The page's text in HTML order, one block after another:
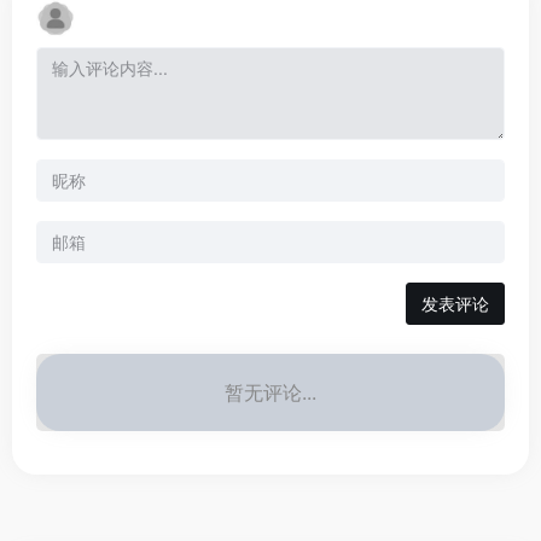
发表评论
暂无评论...